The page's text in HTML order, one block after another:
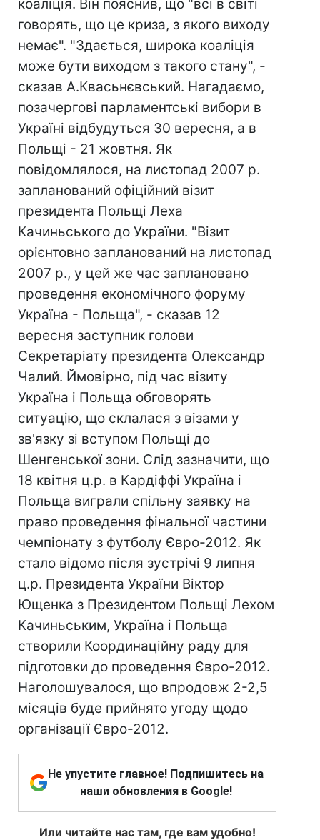
коаліція. Він пояснив, що "всі в світі
говорять, що це криза, з якого виходу
немає". "Здається, широка коаліція
може бути виходом з такого стану", -
сказав А.Квасьнєвський. Нагадаємо,
позачергові парламентські вибори в
Україні відбудуться 30 вересня, а в
Польщі - 21 жовтня. Як
повідомлялося, на листопад 2007 р.
запланований офіційний візит
президента Польщі Леха
Качиньського до України. "Візит
орієнтовно запланований на листопад
2007 р., у цей же час заплановано
проведення економічного форуму
Україна - Польща", - сказав 12
вересня заступник голови
Секретаріату президента Олександр
Чалий. Ймовірно, під час візиту
Україна і Польща обговорять
ситуацію, що склалася з візами у
зв'язку зі вступом Польщі до
Шенгенської зони. Слід зазначити, що
18 квітня ц.р. в Кардіффі Україна і
Польща виграли спільну заявку на
право проведення фінальної частини
чемпіонату з футболу Євро-2012. Як
стало відомо після зустрічі 9 липня
ц.р. Президента України Віктор
Ющенка з Президентом Польщі Лехом
Качиньським, Україна і Польща
створили Координаційну раду для
підготовки до проведення Євро-2012.
Наголошувалося, що впродовж 2-2,5
місяців буде прийнято угоду щодо
організації Євро-2012.
Не упустите главное! Подпишитесь на
наши обновления в Google!
Или читайте нас там, где вам удобно!